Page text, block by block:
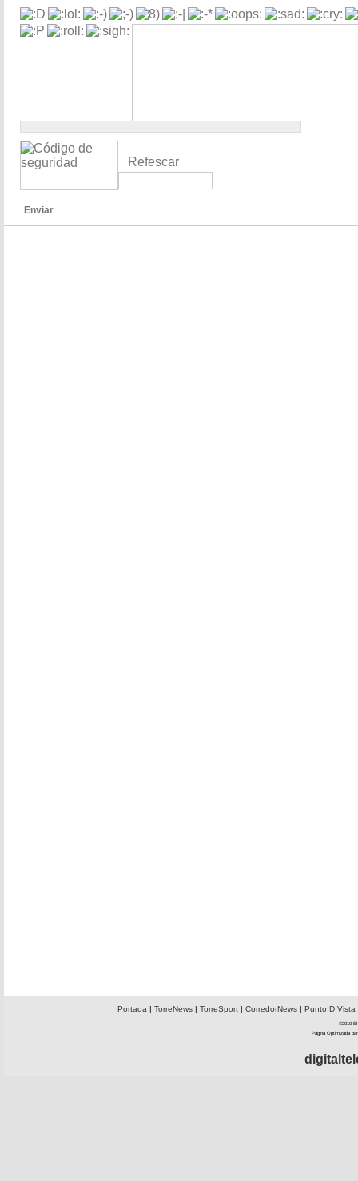
Refescar
Enviar
Portada | TorreNews| TorreSport| CorredorNews| Punto D Vista
©2010 El
Página Optimizada